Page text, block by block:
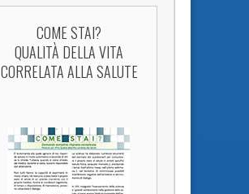
COME STAI?
QUALITÀ DELLA VITA
CORRELATA ALLA SALUTE